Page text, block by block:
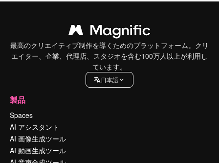
最高のクリエイティブ制作を導くためのプラットフォーム。クリ
エイター、企業、代理店、スタジオを含む100万人以上が利用し
ています。
日本語
製品
Spaces
AI アシスタント
AI 画像生成ツール
AI 動画生成ツール